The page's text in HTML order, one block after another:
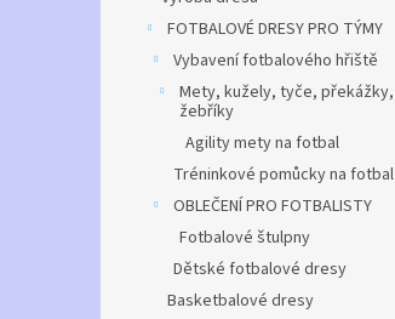
FOTBALOVÉ DRESY PRO TÝMY
Vybavení fotbalového hřiště
Mety, kužely, tyče, překážky,
žebříky
Agility mety na fotbal
Tréninkové pomůcky na fotbal
OBLEČENÍ PRO FOTBALISTY
Fotbalové štulpny
Dětské fotbalové dresy
Basketbalové dresy